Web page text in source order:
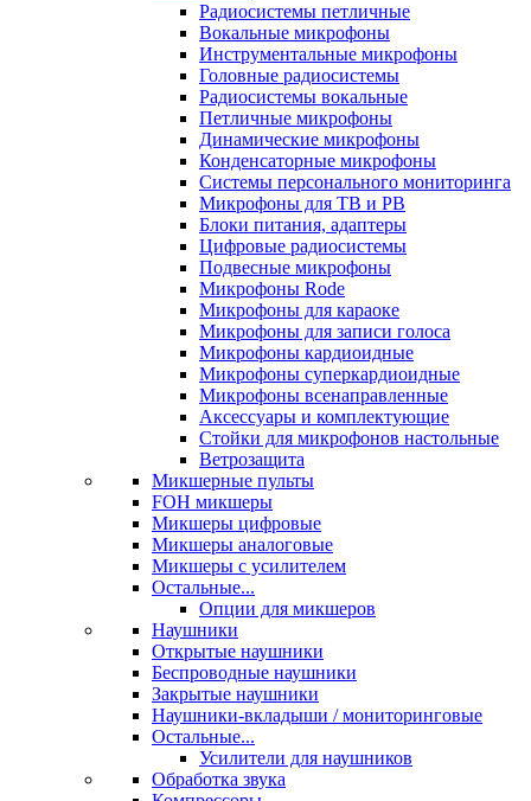
Радиосистемы петличные
Вокальные микрофоны
Инструментальные микрофоны
Головные радиосистемы
Радиосистемы вокальные
Петличные микрофоны
Динамические микрофоны
Конденсаторные микрофоны
Системы персонального мониторинга
Микрофоны для ТВ и РВ
Блоки питания, адаптеры
Цифровые радиосистемы
Подвесные микрофоны
Микрофоны Rode
Микрофоны для караоке
Микрофоны для записи голоса
Микрофоны кардиоидные
Микрофоны суперкардиоидные
Микрофоны всенаправленные
Аксессуары и комплектующие
Стойки для микрофонов настольные
Ветрозащита
Микшерные пульты
FOH микшеры
Микшеры цифровые
Микшеры аналоговые
Микшеры с усилителем
Остальные...
Опции для микшеров
Наушники
Открытые наушники
Беспроводные наушники
Закрытые наушники
Наушники-вкладыши / мониторинговые
Остальные...
Усилители для наушников
Обработка звука